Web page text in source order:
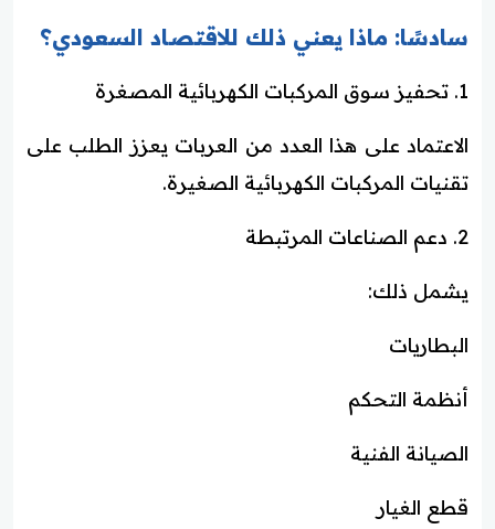
سادسًا: ماذا يعني ذلك للاقتصاد السعودي؟
1. تحفيز سوق المركبات الكهربائية المصغرة
الاعتماد على هذا العدد من العربات يعزز الطلب على
تقنيات المركبات الكهربائية الصغيرة.
2. دعم الصناعات المرتبطة
يشمل ذلك:
البطاريات
أنظمة التحكم
الصيانة الفنية
قطع الغيار